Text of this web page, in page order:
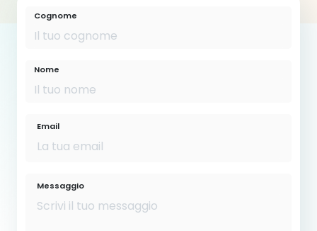
Cognome
Nome
Email
Messaggio